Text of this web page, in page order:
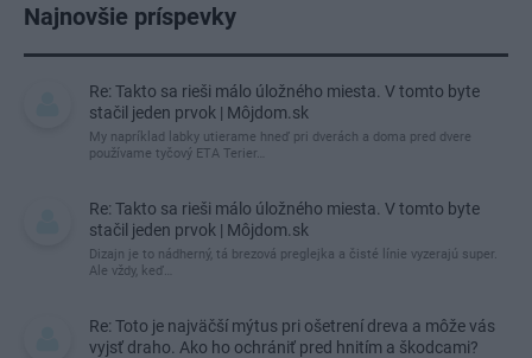
Najnovšie príspevky
Re: Takto sa rieši málo úložného miesta. V tomto byte
stačil jeden prvok | Môjdom.sk
My napríklad labky utierame hneď pri dverách a doma pred dvere
používame tyčový ETA Terier…
Re: Takto sa rieši málo úložného miesta. V tomto byte
stačil jeden prvok | Môjdom.sk
Dizajn je to nádherný, tá brezová preglejka a čisté línie vyzerajú super.
Ale vždy, keď…
Re: Toto je najväčší mýtus pri ošetrení dreva a môže vás
vyjsť draho. Ako ho ochrániť pred hnitím a škodcami?